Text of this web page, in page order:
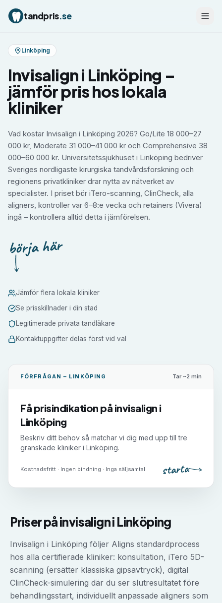
tandpris.se
Linköping
Invisaligni Linköping –
jämför pris hos lokala
kliniker
Vad kostar Invisalign i Linköping 2026? Go/Lite 18 000–27
000 kr, Moderate 31 000–41 000 kr och Comprehensive 38
000–60 000 kr. Universitetssjukhuset i Linköping bedriver
Sveriges nordligaste kirurgiska tandvårdsforskning och
regionens privatkliniker drar nytta av nätverket av
specialister. I priset bör iTero-scanning, ClinCheck, alla
aligners, kontroller var 6–8:e vecka och retainers (Vivera)
ingå – kontrollera alltid detta i jämförelsen.
börja här
Jämför flera lokala kliniker
Se prisskillnader i din stad
Legitimerade privata tandläkare
Kontaktuppgifter delas först vid val
FÖRFRÅGAN – LINKÖPING Tar ~2 min
Få prisindikation på invisalign i
Linköping
Beskriv ditt behov så matchar vi dig med upp till tre
granskade kliniker i Linköping.
Kostnadsfritt · Ingen bindning · Inga säljsamtal starta
Priser påinvisaligni Linköping
Invisalign i Linköping följer Aligns standardprocess
hos alla certifierade kliniker: konsultation, iTero 5D-
scanning (ersätter klassiska gipsavtryck), digital
ClinCheck-simulering där du ser slutresultatet före
behandlingsstart, individuellt anpassade aligners som